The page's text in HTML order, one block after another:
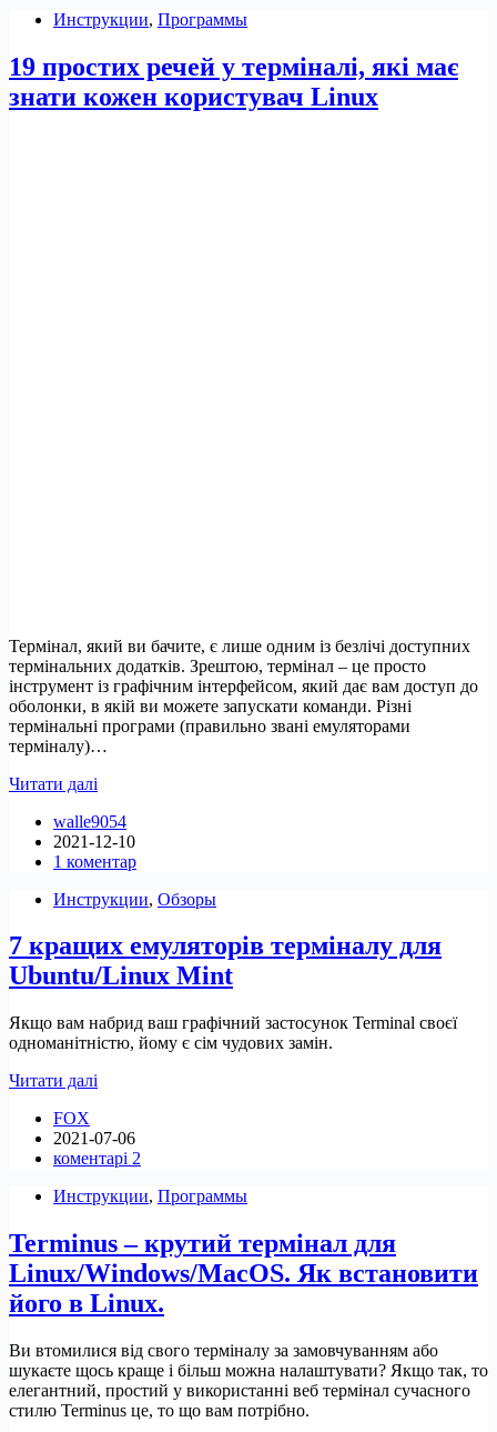
за
at
Инструкции, Программы
19 простих речей у терміналі, які має
знати кожен користувач Linux
Термінал, який ви бачите, є лише одним із безлічі доступних
термінальних додатків. Зрештою, термінал – це просто
інструмент із графічним інтерфейсом, який дає вам доступ до
оболонки, в якій ви можете запускати команди. Різні
термінальні програми (правильно звані емуляторами
терміналу)…
Читати далі
речей
у
терміналі,
має
кожен
користувач
Linux
walle9054
2021-12-10
1 коментар
Инструкции, Обзоры
7 кращих емуляторів терміналу для
Ubuntu/Linux Mint
Якщо вам набрид ваш графічний застосунок Terminal своєї
одноманітністю, йому є сім чудових замін.
Читати далі
терміналу
для
Mint
FOX
2021-07-06
коментарі 2
Инструкции, Программы
Terminus – крутий термінал для
Linux/Windows/MacOS. Як встановити
його в Linux.
Ви втомилися від свого терміналу за замовчуванням або
шукаєте щось краще і більш можна налаштувати? Якщо так, то
елегантний, простий у використанні веб термінал сучасного
стилю Terminus це, то що вам потрібно.